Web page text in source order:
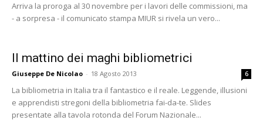
Arriva la proroga al 30 novembre per i lavori delle commissioni, ma
- a sorpresa - il comunicato stampa MIUR si rivela un vero...
Il mattino dei maghi bibliometrici
Giuseppe De Nicolao - 18 Agosto 2013 6
La bibliometria in Italia tra il fantastico e il reale. Leggende, illusioni
e apprendisti stregoni della bibliometria fai-da-te. Slides
presentate alla tavola rotonda del Forum Nazionale...